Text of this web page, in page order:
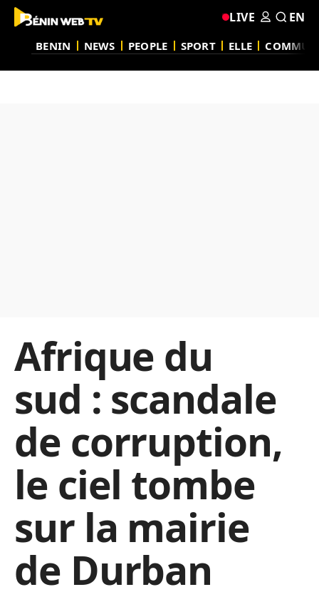
BENIN NEWS PEOPLE SPORT ELLE
LIVE EN
Afrique du
sud : scandale
de corruption,
le ciel tombe
sur la mairie
de Durban